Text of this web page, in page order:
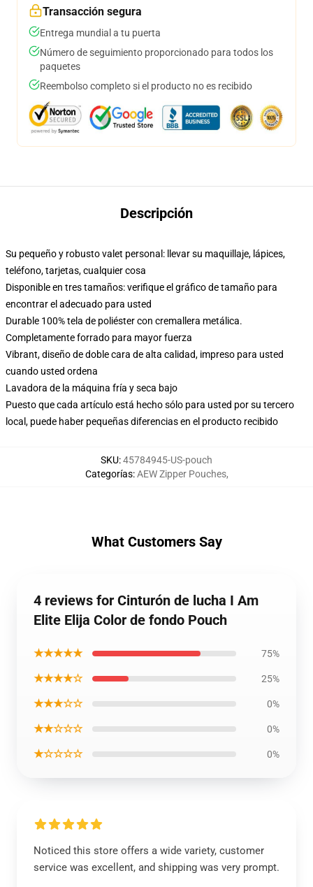
Transacción segura
Entrega mundial a tu puerta
Número de seguimiento proporcionado para todos los
paquetes
Reembolso completo si el producto no es recibido
Descripción
Su pequeño y robusto valet personal: llevar su maquillaje, lápices,
teléfono, tarjetas, cualquier cosa
Disponible en tres tamaños: verifique el gráfico de tamaño para
encontrar el adecuado para usted
Durable 100% tela de poliéster con cremallera metálica.
Completamente forrado para mayor fuerza
Vibrant, diseño de doble cara de alta calidad, impreso para usted
cuando usted ordena
Lavadora de la máquina fría y seca bajo
Puesto que cada artículo está hecho sólo para usted por su tercero
local, puede haber pequeñas diferencias en el producto recibido
SKU:45784945-US-pouch
Categorías:AEW Zipper Pouches,
What Customers Say
4 reviews for Cinturón de lucha I Am
Elite Elija Color de fondo Pouch
★★★★★ 75%
★★★★☆ 25%
★★★☆☆ 0%
★★☆☆☆ 0%
★☆☆☆☆ 0%
Noticed this store offers a wide variety, customer
service was excellent, and shipping was very prompt.